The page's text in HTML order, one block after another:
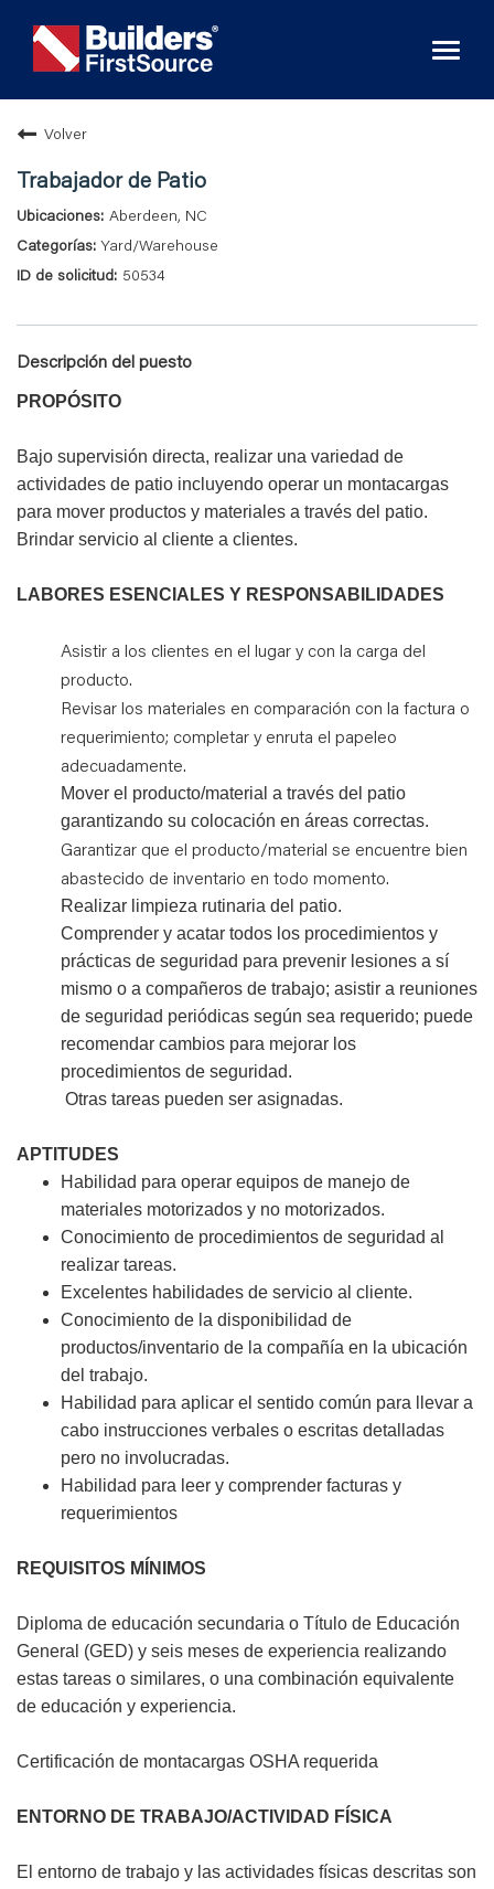
Volver
Trabajador de Patio
Aberdeen, NC
Yard/Warehouse
50534
Descripción del puesto
PROPÓSITO
Bajo supervisión directa, realizar una variedad de
actividades de patio incluyendo operar un montacargas
para mover productos y materiales a través del patio.
Brindar servicio al cliente a clientes.
LABORES ESENCIALES Y RESPONSABILIDADES
Asistir a los clientes en el lugar y con la carga del
producto.
Revisar los materiales en comparación con la factura o
requerimiento; completar y enruta el papeleo
adecuadamente.
Mover el producto/material a través del patio
garantizando su colocación en áreas correctas.
Garantizar que el producto/material se encuentre bien
abastecido de inventario en todo momento.
Realizar limpieza rutinaria del patio.
Comprender y acatar todos los procedimientos y
prácticas de seguridad para prevenir lesiones a sí
mismo o a compañeros de trabajo; asistir a reuniones
de seguridad periódicas según sea requerido; puede
recomendar cambios para mejorar los
procedimientos de seguridad.
Otras tareas pueden ser asignadas.
APTITUDES
Habilidad para operar equipos de manejo de
materiales motorizados y no motorizados.
Conocimiento de procedimientos de seguridad al
realizar tareas.
Excelentes habilidades de servicio al cliente.
Conocimiento de la disponibilidad de
productos/inventario de la compañía en la ubicación
del trabajo.
Habilidad para aplicar el sentido común para llevar a
cabo instrucciones verbales o escritas detalladas
pero no involucradas.
Habilidad para leer y comprender facturas y
requerimientos
REQUISITOS MÍNIMOS
Diploma de educación secundaria o Título de Educación
General (GED) y seis meses de experiencia realizando
estas tareas o similares, o una combinación equivalente
de educación y experiencia.
Certificación de montacargas OSHA requerida
ENTORNO DE TRABAJO/ACTIVIDAD FÍSICA
El entorno de trabajo y las actividades físicas descritas son